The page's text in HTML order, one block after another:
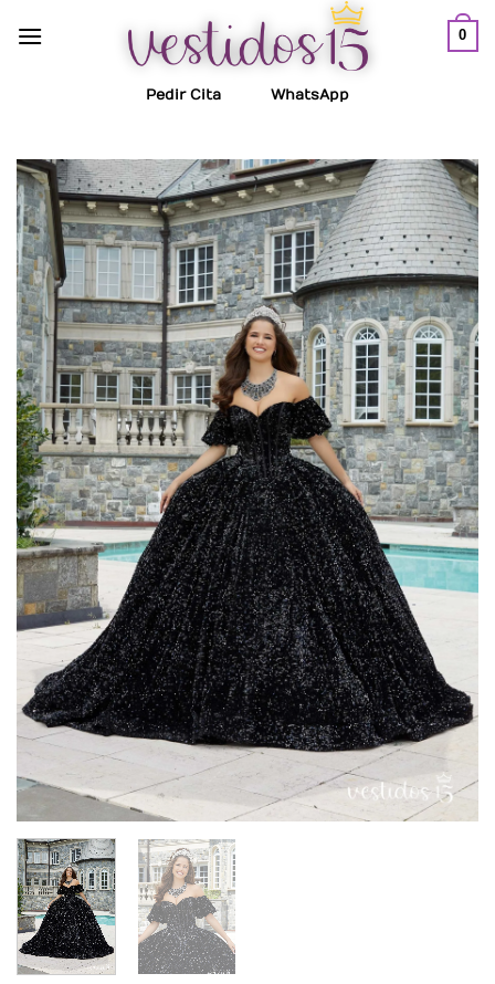
0
Pedir Cita WhatsApp